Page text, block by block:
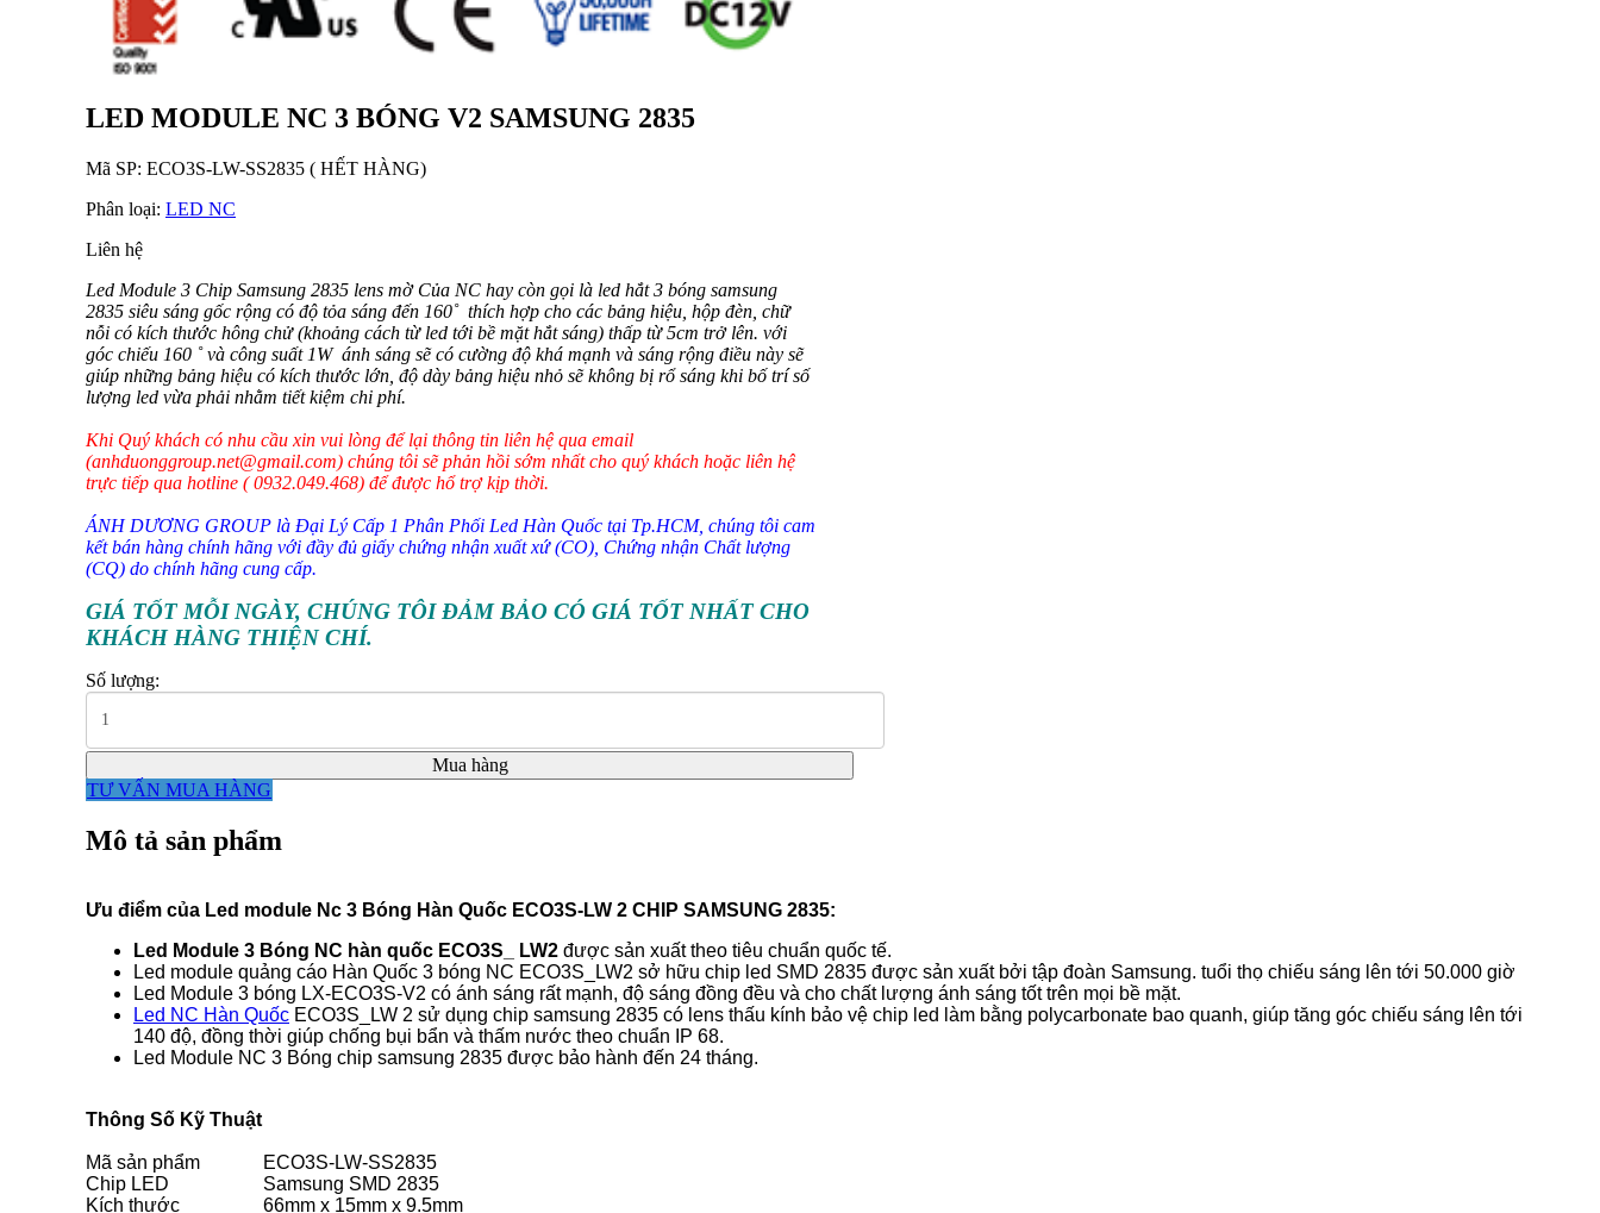
LED MODULE NC 3 BÓNG V2 SAMSUNG 2835
Mã SP: ECO3S-LW-SS2835 ( HẾT HÀNG)
Phân loại: LED NC
Liên hệ
Led Module 3 Chip Samsung 2835 lens mờ Của NC hay còn gọi là led hắt 3 bóng samsung
2835 siêu sáng gốc rộng có độ tỏa sáng đến 160˚ thích hợp cho các bảng hiệu, hộp đèn, chữ
nỗi có kích thước hông chử (khoảng cách từ led tới bề mặt hắt sáng) thấp từ 5cm trở lên. với
góc chiếu 160 ˚ và công suất 1W ánh sáng sẽ có cường độ khá mạnh và sáng rộng điều này sẽ
giúp những bảng hiệu có kích thước lớn, độ dày bảng hiệu nhỏ sẽ không bị rổ sáng khi bố trí số
lượng led vừa phải nhằm tiết kiệm chi phí.
Khi Quý khách có nhu cầu xin vui lòng để lại thông tin liên hệ qua email
(anhduonggroup.net@gmail.com) chúng tôi sẽ phản hồi sớm nhất cho quý khách hoặc liên hệ
trực tiếp qua hotline ( 0932.049.468) để được hổ trợ kịp thời.
ÁNH DƯƠNG GROUP là Đại Lý Cấp 1 Phân Phối Led Hàn Quốc tại Tp.HCM, chúng tôi cam
kết bán hàng chính hãng với đầy đủ giấy chứng nhận xuất xứ (CO), Chứng nhận Chất lượng
(CQ) do chính hãng cung cấp.
GIÁ TỐT MỖI NGÀY, CHÚNG TÔI ĐẢM BẢO CÓ GIÁ TỐT NHẤT CHO
KHÁCH HÀNG THIỆN CHÍ.
Số lượng:
Mua hàng
TƯ VẤN MUA HÀNG
Mô tả sản phẩm
Ưu điểm của Led module Nc 3 Bóng Hàn Quốc ECO3S-LW 2 CHIP SAMSUNG 2835:
Led Module 3 Bóng NC hàn quốc ECO3S_ LW2 được sản xuất theo tiêu chuẩn quốc tế.
Led module quảng cáo Hàn Quốc 3 bóng NC ECO3S_LW2 sở hữu chip led SMD 2835 được sản xuất bởi tập đoàn Samsung. tuổi thọ chiếu sáng lên tới 50.000 giờ
Led Module 3 bóng LX-ECO3S-V2 có ánh sáng rất mạnh, độ sáng đồng đều và cho chất lượng ánh sáng tốt trên mọi bề mặt.
Led NC Hàn Quốc ECO3S_LW 2 sử dụng chip samsung 2835 có lens thấu kính bảo vệ chip led làm bằng polycarbonate bao quanh, giúp tăng góc chiếu sáng lên tới
140 độ, đồng thời giúp chống bụi bẩn và thấm nước theo chuẩn IP 68.
Led Module NC 3 Bóng chip samsung 2835 được bảo hành đến 24 tháng.
Thông Số Kỹ Thuật
Mã sản phẩm
ECO3S-LW-SS2835
Chip LED
Samsung SMD 2835
Kích thước
66mm x 15mm x 9.5mm